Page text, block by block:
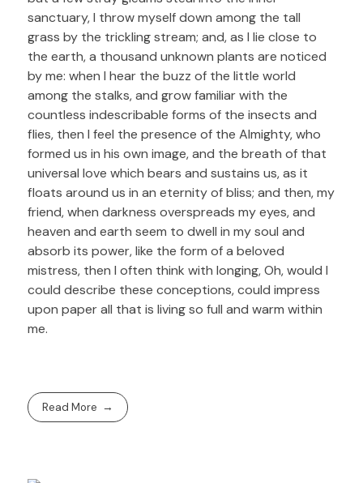
sanctuary, I throw myself down among the tall
grass by the trickling stream; and, as I lie close to
the earth, a thousand unknown plants are noticed
by me: when I hear the buzz of the little world
among the stalks, and grow familiar with the
countless indescribable forms of the insects and
flies, then I feel the presence of the Almighty, who
formed us in his own image, and the breath of that
universal love which bears and sustains us, as it
floats around us in an eternity of bliss; and then, my
friend, when darkness overspreads my eyes, and
heaven and earth seem to dwell in my soul and
absorb its power, like the form of a beloved
mistress, then I often think with longing, Oh, would I
could describe these conceptions, could impress
upon paper all that is living so full and warm within
me.
Read More